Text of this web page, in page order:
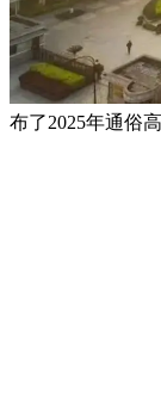
布了2025年通俗